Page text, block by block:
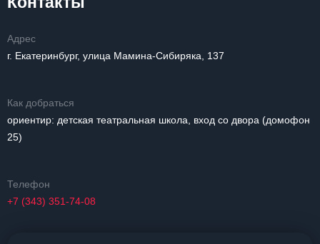
Адрес
г. Екатеринбург, улица Мамина-Сибиряка, 137
Как добраться
ориентир: детская театральная школа, вход со двора (домофон
25)
Телефон
+7 (343) 351-74-08